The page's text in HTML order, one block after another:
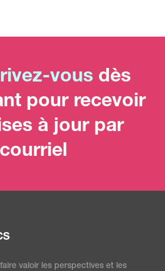
vous dès
pour recevoir
à jour par
courriel
valoir les perspectives et les